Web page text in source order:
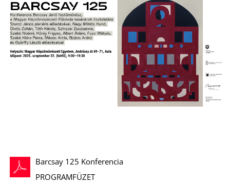
Barcsay 125 Konferencia
PROGRAMFÜZET